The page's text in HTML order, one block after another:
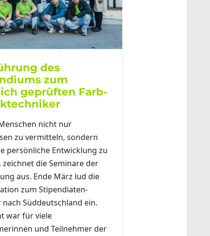
des
zum
geprüften Farb-
nicht nur
zu vermitteln, sondern
persönliche Entwicklung zu
die Seminare der
aus. Ende März lud die
zum Stipendiaten-
nach Süddeutschland ein.
war für viele
und Teilnehmer der